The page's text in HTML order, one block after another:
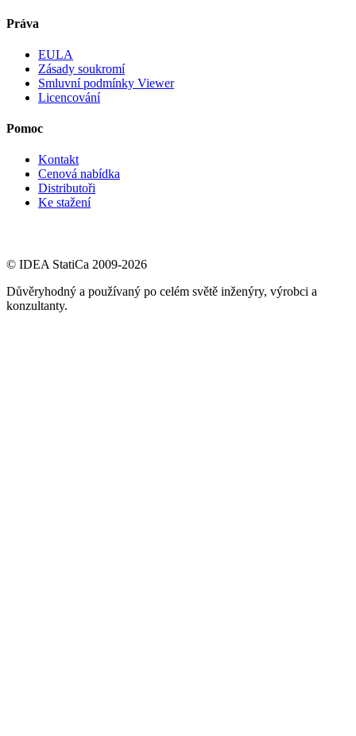
Práva
EULA
Zásady soukromí
Smluvní podmínky Viewer
Licencování
Pomoc
Kontakt
Cenová nabídka
Distributoři
Ke stažení
© IDEA StatiCa 2009-2026
Důvěryhodný a používaný po celém světě inženýry, výrobci a
konzultanty.